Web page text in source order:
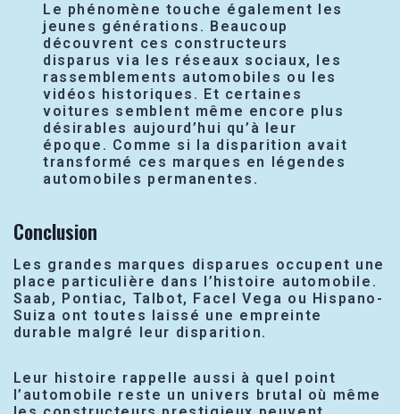
Le phénomène touche également les
jeunes générations. Beaucoup
découvrent ces constructeurs
disparus via les réseaux sociaux, les
rassemblements automobiles ou les
vidéos historiques. Et certaines
voitures semblent même encore plus
désirables aujourd’hui qu’à leur
époque. Comme si la disparition avait
transformé ces marques en légendes
automobiles permanentes.
Conclusion
Les grandes marques disparues occupent une
place particulière dans l’histoire automobile.
Saab, Pontiac, Talbot, Facel Vega ou Hispano-
Suiza ont toutes laissé une empreinte
durable malgré leur disparition.
Leur histoire rappelle aussi à quel point
l’automobile reste un univers brutal où même